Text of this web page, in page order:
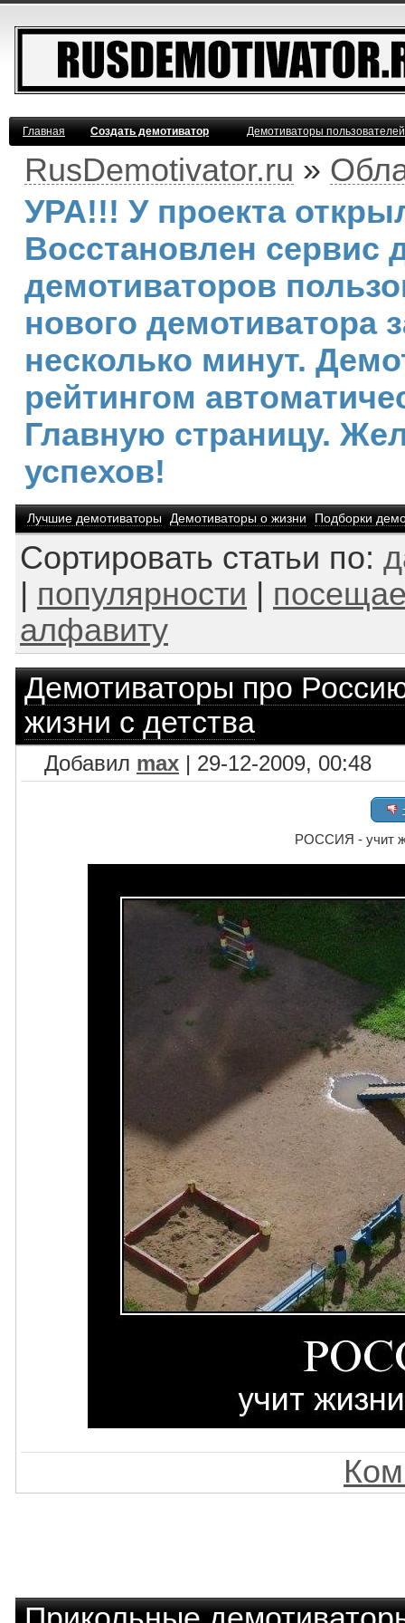
Главная Создать демотиватор Демотиваторы
RusDemotivator.ru »
УРА!!! У проекта
Восстановлен сервис
демотиваторов
нового демотиватора
несколько минут.
рейтингом
Главную страницу.
успехов!
Лучшие демотиваторы Демотиваторы о жизни Подборки
Сортировать статьи по:
популярности
алфавиту
Демотиваторы про
жизни с детства
Добавил max | 29-12-2009, 00:48
РОССИЯ - учит